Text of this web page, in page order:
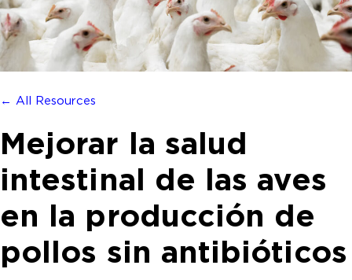
← All Resources
Mejorar la salud
intestinal de las aves
en la producción de
pollos sin antibióticos